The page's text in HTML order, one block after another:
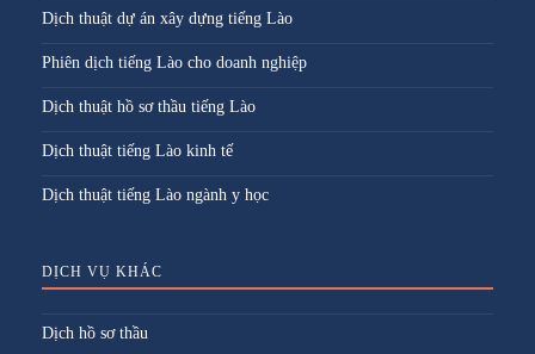
Dịch thuật dự án xây dựng tiếng Lào
Phiên dịch tiếng Lào cho doanh nghiệp
Dịch thuật hồ sơ thầu tiếng Lào
Dịch thuật tiếng Lào kinh tế
Dịch thuật tiếng Lào ngành y học
DỊCH VỤ KHÁC
Dịch hồ sơ thầu